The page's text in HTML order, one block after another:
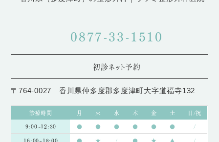
0877-33-1510
初診ネット予約
〒764-0027 香川県仲多度郡多度津町大字道福寺132
診療時間 月 火 水 木 金 土
日/祝
9:00~12:30
● ● ● ● ● ●
/
16:00~18:00
● ★ / ● ★ ▲ /